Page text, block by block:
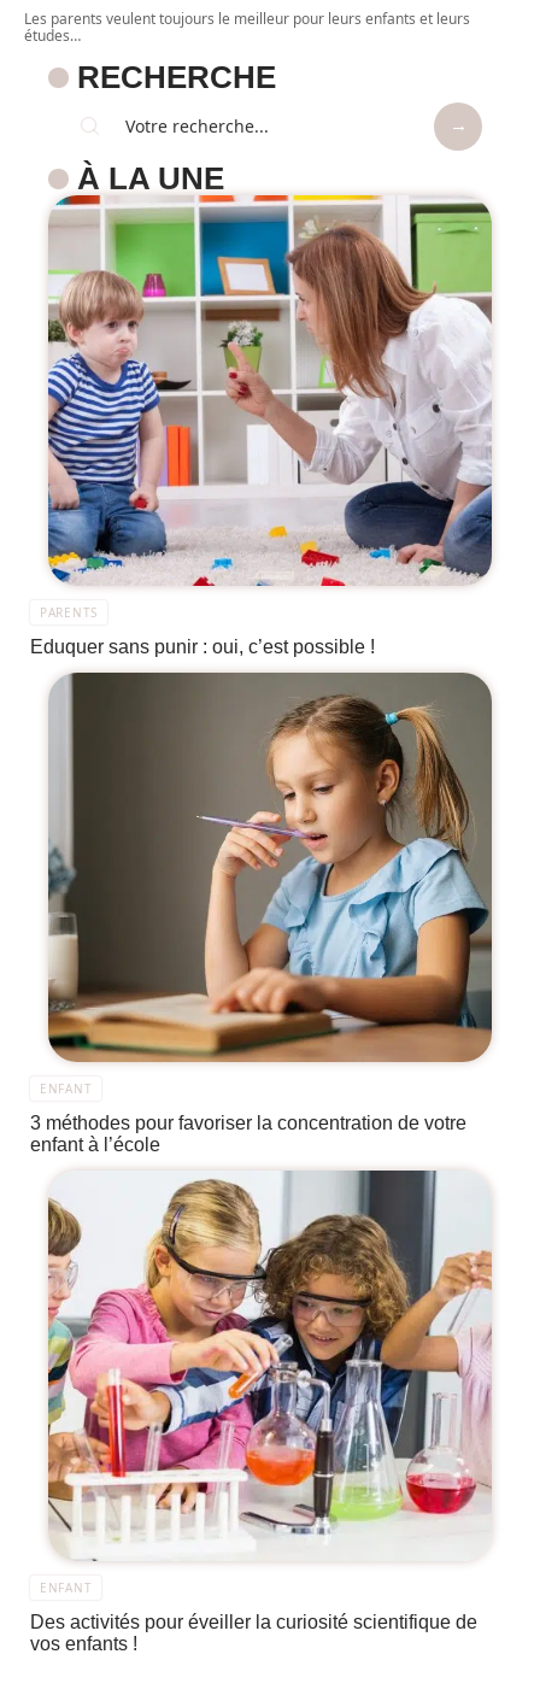
Les parents veulent toujours le meilleur pour leurs enfants et leurs
études…
RECHERCHE
À LA UNE
PARENTS
Eduquer sans punir : oui, c’est possible !
ENFANT
3 méthodes pour favoriser la concentration de votre
enfant à l’école
ENFANT
Des activités pour éveiller la curiosité scientifique de
vos enfants !